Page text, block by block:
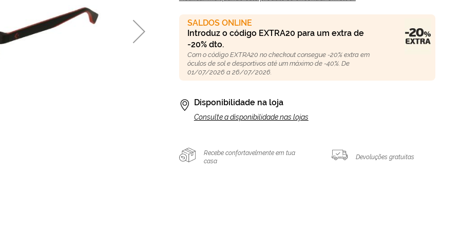
SALDOS ONLINE
Introduz o código EXTRA20 para um extra de
-20% dto.
Com o código EXTRA20 no checkout consegue -20% extra em
óculos de sol e desportivos até um máximo de -40%. De
01/07/2026 a 26/07/2026.
Disponibilidade na loja
Consulte a disponibilidade nas lojas
Recebe confortavelmente em tua
casa
Devoluções gratuitas